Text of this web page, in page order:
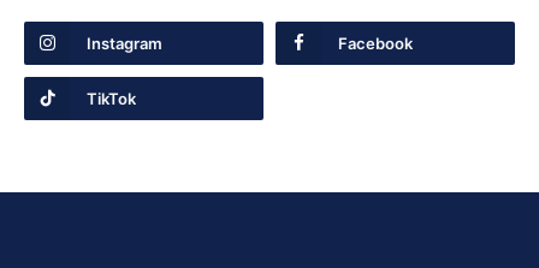
Instagram Facebook
TikTok